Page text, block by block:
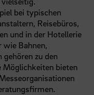
bei typischen
Reisebüros,
und in der Hotellerie
Bahnen,
gehören zu den
Möglichkeiten bieten